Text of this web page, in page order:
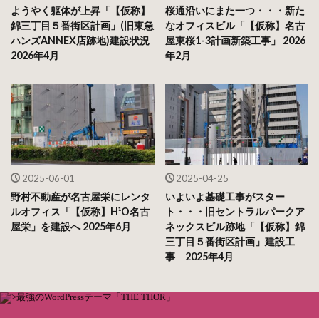
ようやく躯体が上昇「【仮称】
錦三丁目５番街区計画」(旧東急
ハンズANNEX店跡地)建設状況
2026年4月
桜通沿いにまた一つ・・・新た
なオフィスビル「【仮称】名古
屋東桜1-3計画新築工事」 2026
年2月
2025-06-01
野村不動産が名古屋栄にレンタ
ルオフィス「【仮称】H¹O名古
屋栄」を建設へ 2025年6月
2025-04-25
いよいよ基礎工事がスター
ト・・・旧セントラルパークア
ネックスビル跡地「【仮称】錦
三丁目５番街区計画」建設工
事 2025年4月